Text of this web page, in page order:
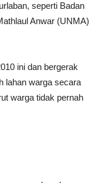
seperti Badan
Anwar (UNMA)
ini dan bergerak
lahan warga secara
warga tidak pernah